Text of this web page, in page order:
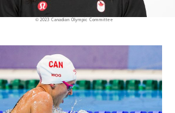
© 2023 Canadian Olympic Committee